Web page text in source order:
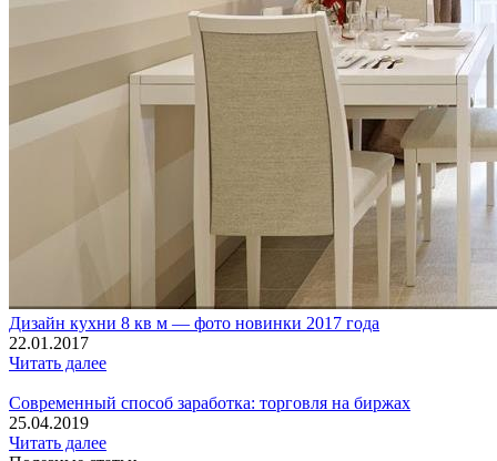
Дизайн кухни 8 кв м — фото новинки 2017 года
22.01.2017
Читать далее
Современный способ заработка: торговля на биржах
25.04.2019
Читать далее